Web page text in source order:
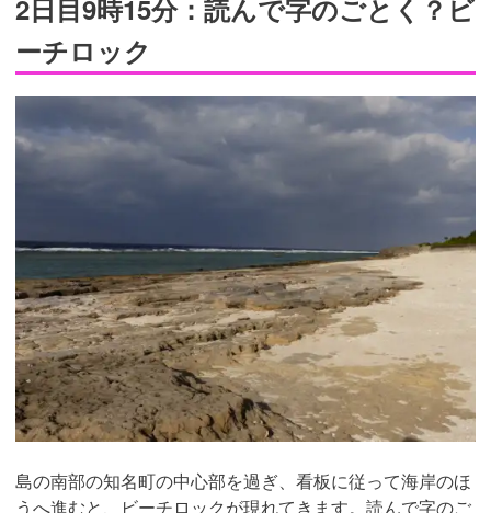
2日目9時15分：読んで字のごとく？ビ
ーチロック
島の南部の知名町の中心部を過ぎ、看板に従って海岸のほ
うへ進むと、ビーチロックが現れてきます。読んで字のご